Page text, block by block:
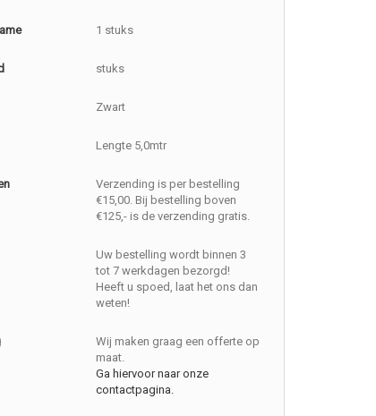
1 stuks
stuks
Zwart
Lengte 5,0mtr
Verzending is per bestelling
€15,00. Bij bestelling boven
€125,- is de verzending gratis.
Uw bestelling wordt binnen 3
tot 7 werkdagen bezorgd!
Heeft u spoed, laat het ons dan
weten!
Wij maken graag een offerte op
maat.
Ga hiervoor naar onze
contactpagina.